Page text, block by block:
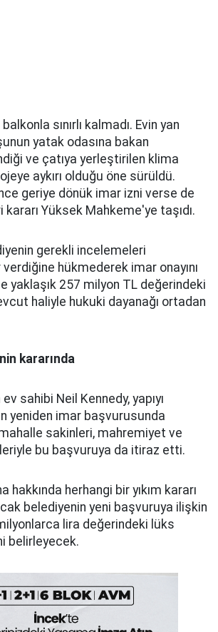
sınırlı kalmadı. Evin yan
yatak odasına bakan
ve çatıya yerleştirilen klima
aykırı olduğu öne sürüldü.
geriye dönük imar izni verse de
Yüksek Mahkeme'ye taşıdı.
gerekli incelemeleri
hükmederek imar onayını
yaklaşık 257 milyon TL değerindeki
haliyle hukuki dayanağı ortadan
kararında
ev sahibi Neil Kennedy, yapıyı
yeniden imar başvurusunda
sakinleri, mahremiyet ve
bu başvuruya da itiraz etti.
hakkında herhangi bir yıkım kararı
belediyenin yeni başvuruya ilişkin
lira değerindeki lüks
belirleyecek.